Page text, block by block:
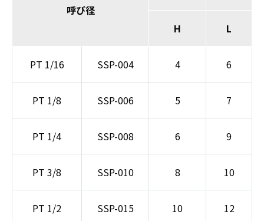
呼び径
H L
PT 1/16 SSP-004 4 6
PT 1/8 SSP-006 5 7
PT 1/4 SSP-008 6 9
PT 3/8 SSP-010 8 10
PT 1/2 SSP-015 10 12